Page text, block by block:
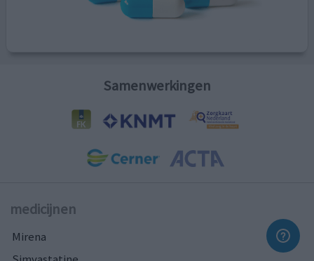
Samenwerkingen
medicijnen
Mirena